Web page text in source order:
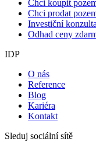
Chci koupit
Chci prodat
Investiční
Odhad ceny
IDP
O nás
Reference
Blog
Kariéra
Kontakt
Sleduj sociální sítě